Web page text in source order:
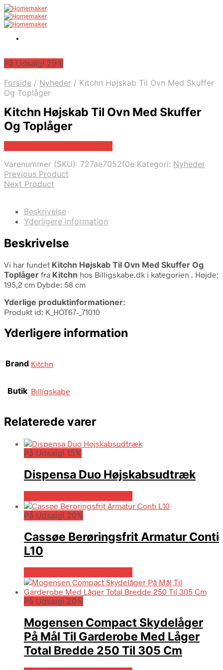
På Udsalg! 29%
Forside / Nyheder / Kitchn Højskab Til Ovn Med Skuffer
Og Toplåger
Kitchn Højskab Til Ovn Med Skuffer
Og Toplåger
Varenummer (SKU): 727ae7052f0e Kategori: Nyheder
Previous Product
Next Product
Beskrivelse
Yderligere information
Beskrivelse
Vi har fundet Kitchn Højskab Til Ovn Med Skuffer Og
Toplåger fra Kitchn hos Billigskabe.dk i kategorien . Højde:
195,2 cm Dybde: 58 cm
Yderlige produktinformationer:
Produkt id: K_HOT67-_71010
Yderligere information
Brand Kitchn
Butik Billigskabe
Relaterede varer
På Udsalg! 15%
Dispensa Duo Højskabsudtræk
På Udsalg! 20%
Cassøe Berøringsfrit Armatur Conti
L10
På Udsalg! 20%
Mogensen Compact Skydelåger
På Mål Til Garderobe Med Låger
Total Bredde 250 Til 305 Cm